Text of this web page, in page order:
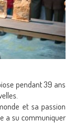
pendant 39 ans
et sa passion
a su communiquer